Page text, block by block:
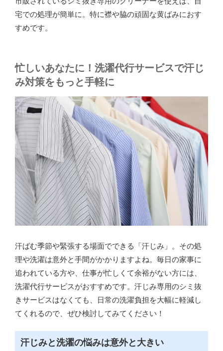
宅での処理が簡単に。特に襟や脇の頑固な黄ばみにおす
すめです。
忙しいあなたに！洗濯代行サービスで汗じ
み対策をもっと手軽に
汗ばむ季節や緊張する場面でできる「汗じみ」。その処
理や洗濯は意外と手間がかかりますよね。毎日の家事に
追われている方や、仕事が忙しくて余裕がない方には、
洗濯代行サービスがおすすめです。汗じみ専用のシミ抜
きサービスはなくても、日常の洗濯負担を大幅に軽減し
てくれるので、ぜひ検討してみてください！
汗じみと洗濯の悩みは意外と大きい